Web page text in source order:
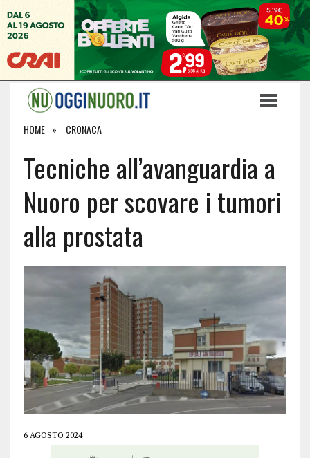
HOME CRONACA
Tecniche all’avanguardia a
Nuoro per scovare i tumori
alla prostata
6 AGOSTO 2024